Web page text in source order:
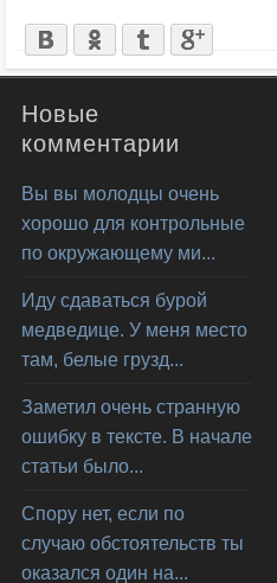
Новые
комментарии
Вы вы молодцы очень
хорошо для контрольные
по окружающему ми...
Иду сдаваться бурой
медведице. У меня место
там, белые грузд...
Заметил очень странную
ошибку в тексте. В начале
статьи было...
Спору нет, если по
случаю обстоятельств ты
оказался один на...